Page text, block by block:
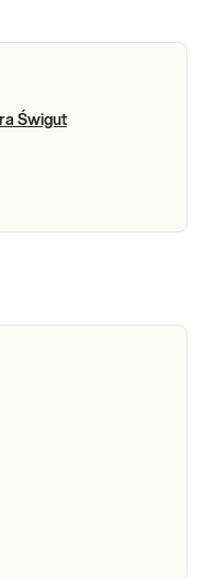
Świgut